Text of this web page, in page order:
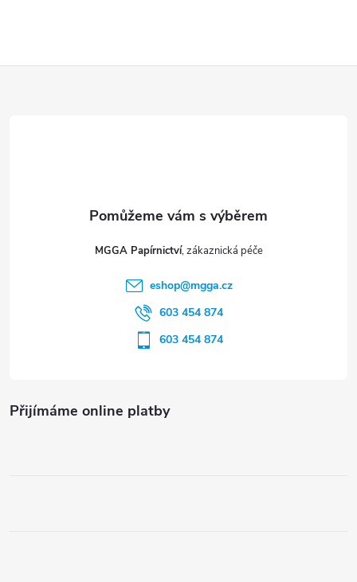
Přijímáme online platby
MGGA Papírnictví
eshop@mgga.cz
603 454 874
603 454 874